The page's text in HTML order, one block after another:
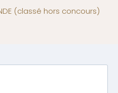
(classé hors concours)